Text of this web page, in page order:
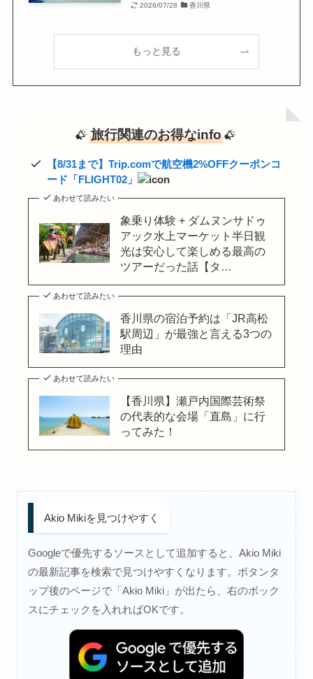
2026/07/28 香川県
もっと見る
旅行関連のお得なinfo
【8/31まで】Trip.comで航空機2%OFFクーポンコ
ード「FLIGHT02」
あわせて読みたい
象乗り体験 + ダムヌンサドゥ
アック水上マーケット半日観
光は安心して楽しめる最高の
ツアーだった話【タ…
あわせて読みたい
香川県の宿泊予約は「JR高松
駅周辺」が最強と言える3つの
理由
あわせて読みたい
【香川県】瀬戸内国際芸術祭
の代表的な会場「直島」に行
ってみた！
Akio Mikiを見つけやすく
Googleで優先するソースとして追加すると、Akio Miki
の最新記事を検索で見つけやすくなります。ボタンタ
ップ後のページで「Akio Miki」が出たら、右のボック
スにチェックを入れればOKです。